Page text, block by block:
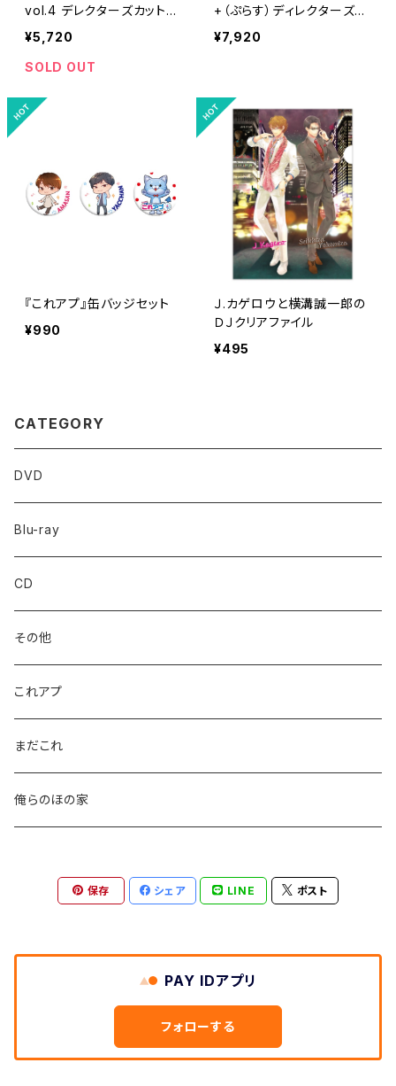
vol.4 デレクターズカット通
常版（DVD2枚組）
¥5,720
SOLD OUT
+（ぷらす）ディレクターズカ
ット 太まるDX版 Vol.2
¥7,920
『これアプ』缶バッジセット
¥990
Ｊ.カゲロウと横溝誠一郎の
ＤＪクリアファイル
¥495
CATEGORY
DVD
Blu-ray
CD
その他
これアプ
まだこれ
俺らのほの家
保存 シェア LINE ポスト
PAY IDアプリ
フォローする